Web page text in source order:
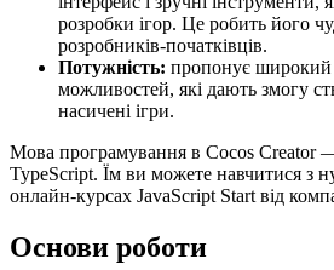
розробки ігор. Це робить його
розробників-початківців.
Потужність: пропонує широкий
можливостей, які дають змогу
насичені ігри.
Мова програмування в Cocos Creator
TypeScript. Їм ви можете навчитися з
онлайн-курсах JavaScript Start від
Основи роботи